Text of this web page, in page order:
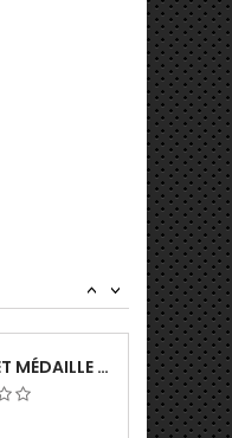
>
<
MAGNET MÉDAILLE DE SAINT CHRISTOPHE...